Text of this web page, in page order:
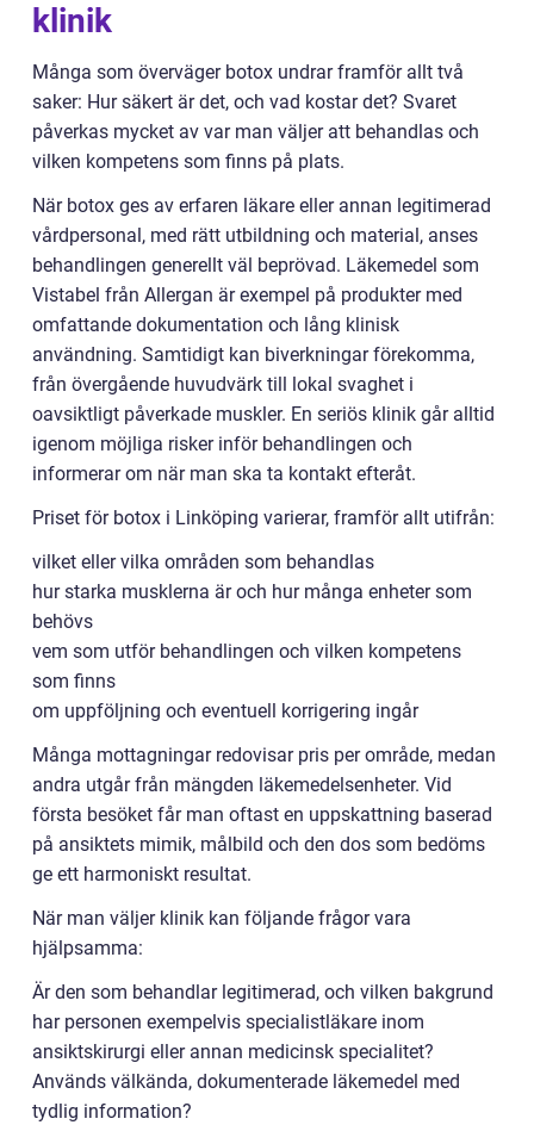
klinik
Många som överväger botox undrar framför allt två
saker: Hur säkert är det, och vad kostar det? Svaret
påverkas mycket av var man väljer att behandlas och
vilken kompetens som finns på plats.
När botox ges av erfaren läkare eller annan legitimerad
vårdpersonal, med rätt utbildning och material, anses
behandlingen generellt väl beprövad. Läkemedel som
Vistabel från Allergan är exempel på produkter med
omfattande dokumentation och lång klinisk
användning. Samtidigt kan biverkningar förekomma,
från övergående huvudvärk till lokal svaghet i
oavsiktligt påverkade muskler. En seriös klinik går alltid
igenom möjliga risker inför behandlingen och
informerar om när man ska ta kontakt efteråt.
Priset för botox i Linköping varierar, framför allt utifrån:
vilket eller vilka områden som behandlas
hur starka musklerna är och hur många enheter som
behövs
vem som utför behandlingen och vilken kompetens
som finns
om uppföljning och eventuell korrigering ingår
Många mottagningar redovisar pris per område, medan
andra utgår från mängden läkemedelsenheter. Vid
första besöket får man oftast en uppskattning baserad
på ansiktets mimik, målbild och den dos som bedöms
ge ett harmoniskt resultat.
När man väljer klinik kan följande frågor vara
hjälpsamma:
Är den som behandlar legitimerad, och vilken bakgrund
har personen exempelvis specialistläkare inom
ansiktskirurgi eller annan medicinsk specialitet?
Används välkända, dokumenterade läkemedel med
tydlig information?